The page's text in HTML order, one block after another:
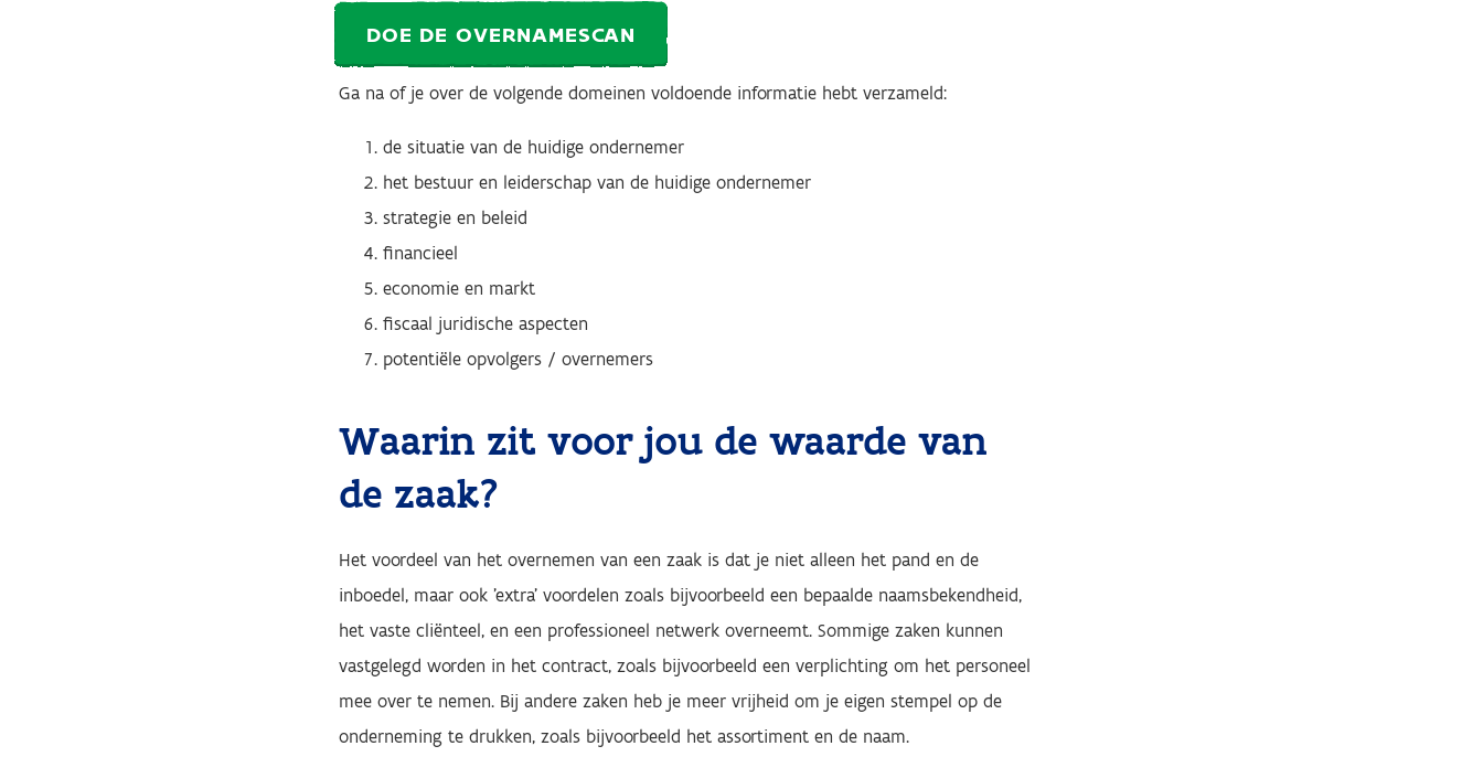
DOE DE OVERNAMESCAN
Ga na of je over de volgende domeinen voldoende informatie hebt verzameld:
de situatie van de huidige ondernemer
het bestuur en leiderschap van de huidige ondernemer
strategie en beleid
financieel
economie en markt
fiscaal juridische aspecten
potentiële opvolgers / overnemers
Waarin zit voor jou de waarde van
de zaak?
Het voordeel van het overnemen van een zaak is dat je niet alleen het pand en de
inboedel, maar ook 'extra' voordelen zoals bijvoorbeeld een bepaalde naamsbekendheid,
het vaste cliënteel, en een professioneel netwerk overneemt. Sommige zaken kunnen
vastgelegd worden in het contract, zoals bijvoorbeeld een verplichting om het personeel
mee over te nemen. Bij andere zaken heb je meer vrijheid om je eigen stempel op de
onderneming te drukken, zoals bijvoorbeeld het assortiment en de naam.